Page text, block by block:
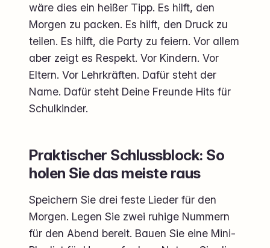
wäre dies ein heißer Tipp. Es hilft, den
Morgen zu packen. Es hilft, den Druck zu
teilen. Es hilft, die Party zu feiern. Vor allem
aber zeigt es Respekt. Vor Kindern. Vor
Eltern. Vor Lehrkräften. Dafür steht der
Name. Dafür steht Deine Freunde Hits für
Schulkinder.
Praktischer Schlussblock: So
holen Sie das meiste raus
Speichern Sie drei feste Lieder für den
Morgen. Legen Sie zwei ruhige Nummern
für den Abend bereit. Bauen Sie eine Mini-